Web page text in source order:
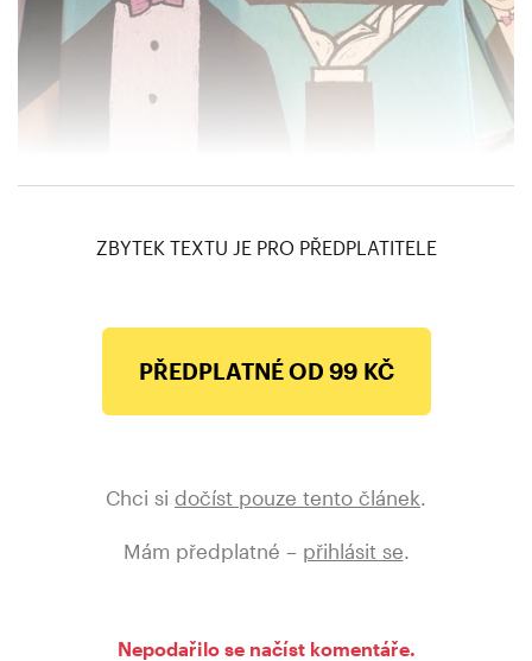
ZBYTEK TEXTU JE PRO PŘEDPLATITELE
PŘEDPLATNÉ OD 99 KČ
Chci si dočíst pouze tento článek
Mám předplatné – přihlásit se
Nepodařilo se načíst komentáře.